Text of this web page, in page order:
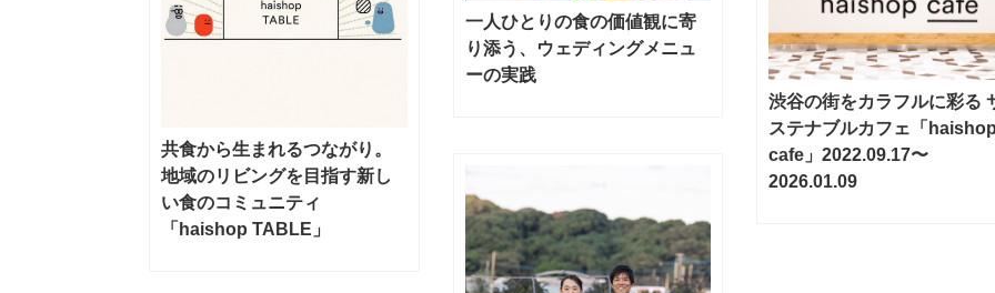
共食から生まれるつながり。
地域のリビングを目指す新し
い食のコミュニティ
「haishop TABLE」
一人ひとりの食の価値観に寄
り添う、ウェディングメニュ
ーの実践
渋谷の街をカラフルに彩る
ステナブルカフェ「
cafe」2022.09.17〜
2026.01.09